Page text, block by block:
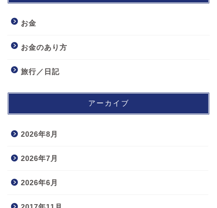
お金
お金のあり方
旅行／日記
アーカイブ
2026年8月
2026年7月
2026年6月